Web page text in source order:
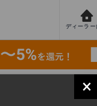
ディーラー
×